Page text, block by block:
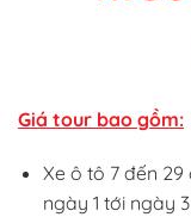
Giá tour bao gồm:
Xe ô tô 7 đến
ngày 1 tới ngày 3